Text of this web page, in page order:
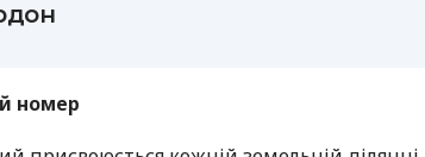
номер